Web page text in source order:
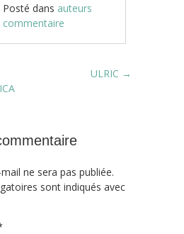
Posté dans auteurs
commentaire
ULRIC →
ne sera pas publiée.
sont indiqués avec